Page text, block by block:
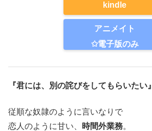
kindle
アニメイト
✩電子版のみ
『君には、別の詫びをしてもらいたい』
従順な奴隷のように言いなりで
恋人のように甘い、
時間外業務。